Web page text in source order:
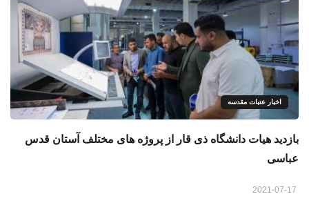
اخبار عتبات مقدسه
بازدید هیات دانشگاه ذی قار از پروژه های مختلف آستان قدس
عباسی